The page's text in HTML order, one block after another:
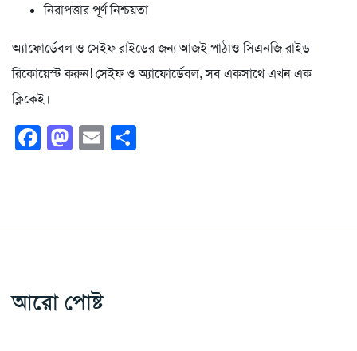
নিরাপত্তার পূর্ণ নিশ্চয়তা
অ্যাফোর্ডেবল ও সেইফ রাইডের জন্য আজই পাঠাও সিএনজি রাইড
রিকোয়েস্ট করুন! সেইফ ও অ্যাফোর্ডেবল, সব একসাথে এখন এক
ক্লিকেই।
Facebook
Mastodon
Email
আরো পোষ্ট